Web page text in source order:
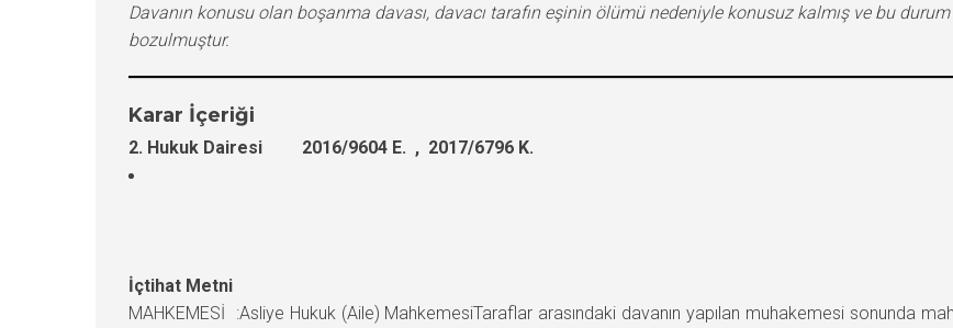
Davanın konusu olan boşanma davası, davacı tarafın eşinin ölümü nedeniyle konusuz kalmış ve bu
bozulmuştur.
Karar İçeriği
2. Hukuk Dairesi 2016/9604 E. , 2017/6796 K.
İçtihat Metni
MAHKEMESİ :Asliye Hukuk (Aile) MahkemesiTaraflar arasındaki davanın yapılan muhakemesi sonunda